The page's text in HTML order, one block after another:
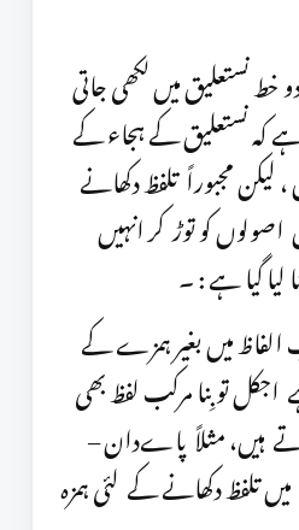
نستعلیق میں لکھی جاتی
کہ نستعلیق کے ہجاء کے
مجبوراً تلفظ دکھانے
کو توڑ کر انہیں
گیا ہے : ۔
میں بغیر ہمزے کے
تو بِنا مرکب لفظ بھی
ہیں، مثلاً پاےدان –
تلفظ دکھانے کے لئی ہمزہ